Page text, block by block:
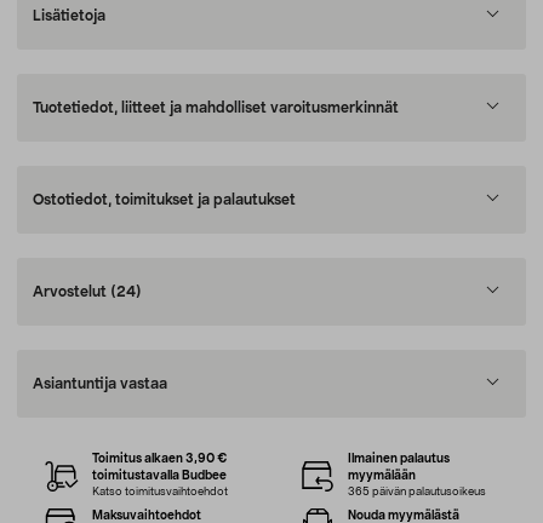
Lisätietoja
Tuotetiedot, liitteet ja mahdolliset varoitusmerkinnät
Ostotiedot, toimitukset ja palautukset
Arvostelut (24)
Asiantuntija vastaa
Toimitus alkaen 3,90 €
toimitustavalla Budbee
Katso toimitusvaihtoehdot
Ilmainen palautus
myymälään
365 päivän palautusoikeus
Maksuvaihtoehdot Nouda myymälästä